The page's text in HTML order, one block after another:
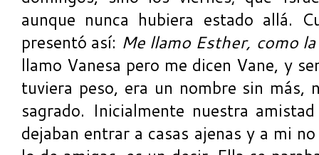
aunque nunca hubiera estado allá.
presentó así: Me llamo Esther, como
llamo Vanesa pero me dicen Vane, y
tuviera peso, era un nombre sin más,
sagrado. Inicialmente nuestra
dejaban entrar a casas ajenas y a mi